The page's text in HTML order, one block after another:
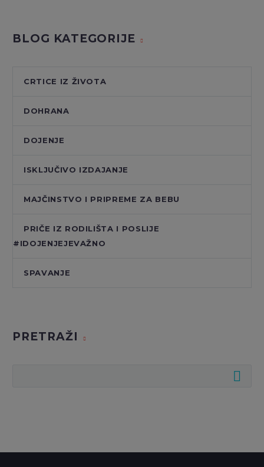
BLOG KATEGORIJE
CRTICE IZ ŽIVOTA
DOHRANA
DOJENJE
ISKLJUČIVO IZDAJANJE
MAJČINSTVO I PRIPREME ZA BEBU
PRIČE IZ RODILIŠTA I POSLIJE
#IDOJENJEJEVAŽNO
SPAVANJE
PRETRAŽI